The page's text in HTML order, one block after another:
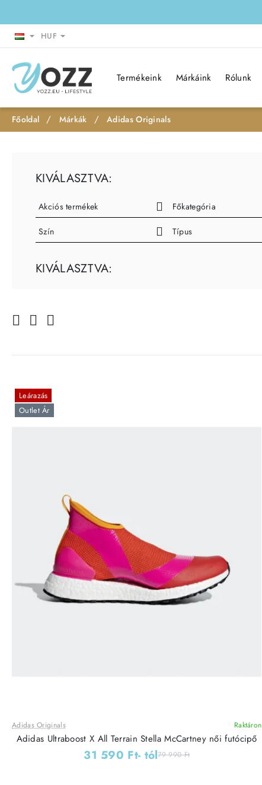
HUF
Termékeink Márkáink Rólunk
h
Márkák Adidas Originals
KIVÁLASZTVA:
Akciós termékek Főkategória
Szín Típus
KIVÁLASZTVA:
Leárazás
Outlet Ár
Adidas Originals Raktáron
Adidas Ultraboost X All Terrain Stella McCartney női futócipő
31 590 Ft- tól79 990 Ft